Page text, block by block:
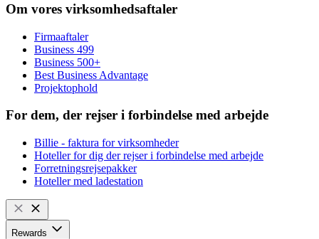
Om vores virksomhedsaftaler
Firmaaftaler
Business 499
Business 500+
Best Business Advantage
Projektophold
For dem, der rejser i forbindelse med arbejde
Billie - faktura for virksomheder
Hoteller for dig der rejser i forbindelse med arbejde
Forretningsrejsepakker
Hoteller med ladestation
Rewards